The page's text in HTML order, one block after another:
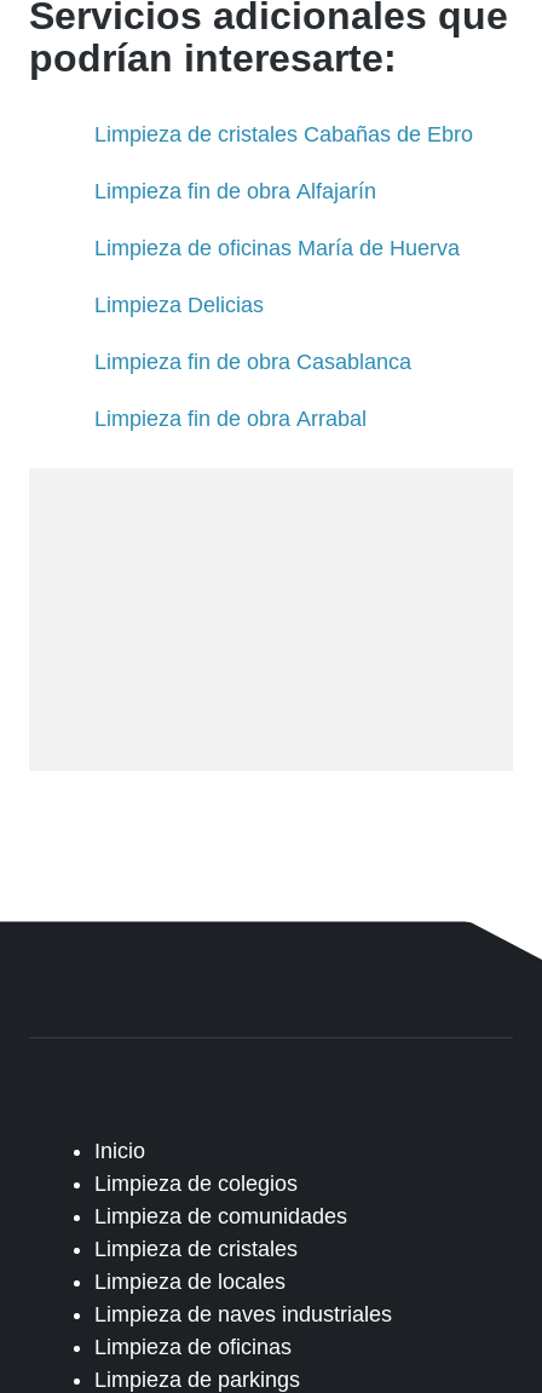
Servicios adicionales que
podrían interesarte:
Limpieza de cristales Cabañas de Ebro
Limpieza fin de obra Alfajarín
Limpieza de oficinas María de Huerva
Limpieza Delicias
Limpieza fin de obra Casablanca
Limpieza fin de obra Arrabal
Inicio
Limpieza de colegios
Limpieza de comunidades
Limpieza de cristales
Limpieza de locales
Limpieza de naves industriales
Limpieza de oficinas
Limpieza de parkings